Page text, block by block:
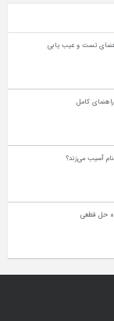
کامل
آسیب می‌زند؟